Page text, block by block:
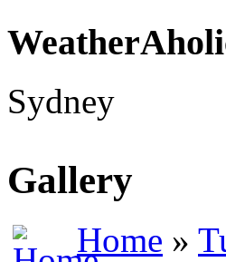
Sydney
Gallery
Home »